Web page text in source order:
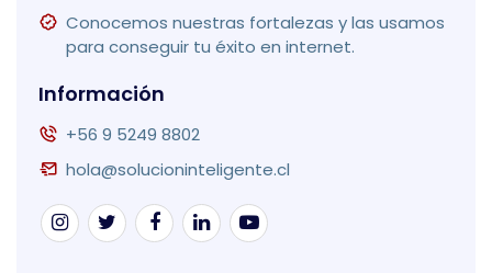
Conocemos nuestras fortalezas y las usamos
para conseguir tu éxito en internet.
Información
+56 9 5249 8802
hola@solucioninteligente.cl